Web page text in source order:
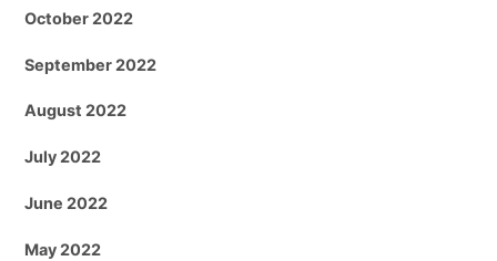
October 2022
September 2022
August 2022
July 2022
June 2022
May 2022